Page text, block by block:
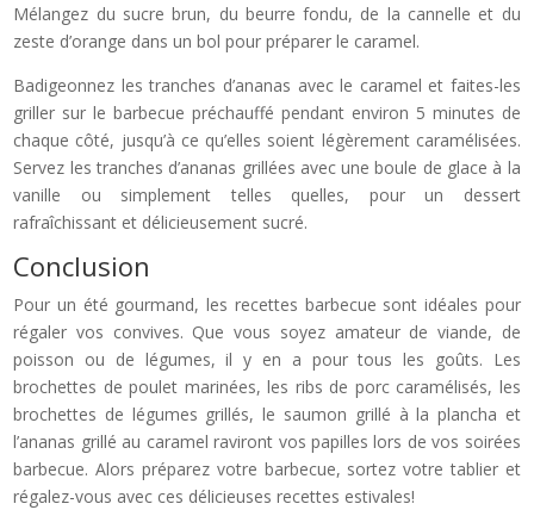
Mélangez du sucre brun, du beurre fondu, de la cannelle et du
zeste d’orange dans un bol pour préparer le caramel.
Badigeonnez les tranches d’ananas avec le caramel et faites-les
griller sur le barbecue préchauffé pendant environ 5 minutes de
chaque côté, jusqu’à ce qu’elles soient légèrement caramélisées.
Servez les tranches d’ananas grillées avec une boule de glace à la
vanille ou simplement telles quelles, pour un dessert
rafraîchissant et délicieusement sucré.
Conclusion
Pour un été gourmand, les recettes barbecue sont idéales pour
régaler vos convives. Que vous soyez amateur de viande, de
poisson ou de légumes, il y en a pour tous les goûts. Les
brochettes de poulet marinées, les ribs de porc caramélisés, les
brochettes de légumes grillés, le saumon grillé à la plancha et
l’ananas grillé au caramel raviront vos papilles lors de vos soirées
barbecue. Alors préparez votre barbecue, sortez votre tablier et
régalez-vous avec ces délicieuses recettes estivales!